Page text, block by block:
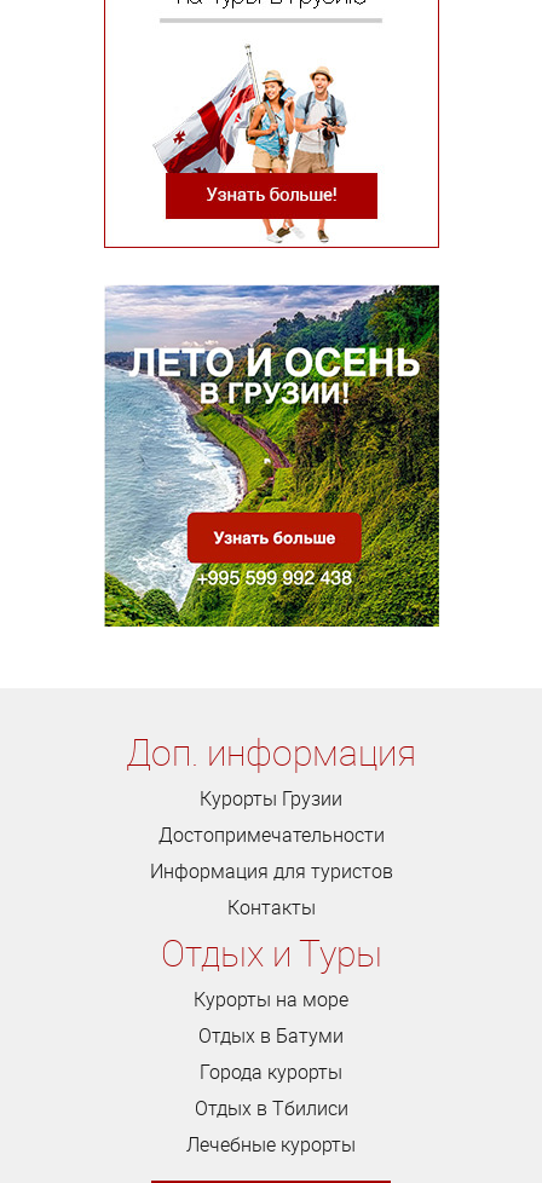
Доп. информация
Курорты Грузии
Достопримечательности
Информация для туристов
Контакты
Отдых и Туры
Курорты на море
Отдых в Батуми
Города курорты
Отдых в Тбилиси
Лечебные курорты